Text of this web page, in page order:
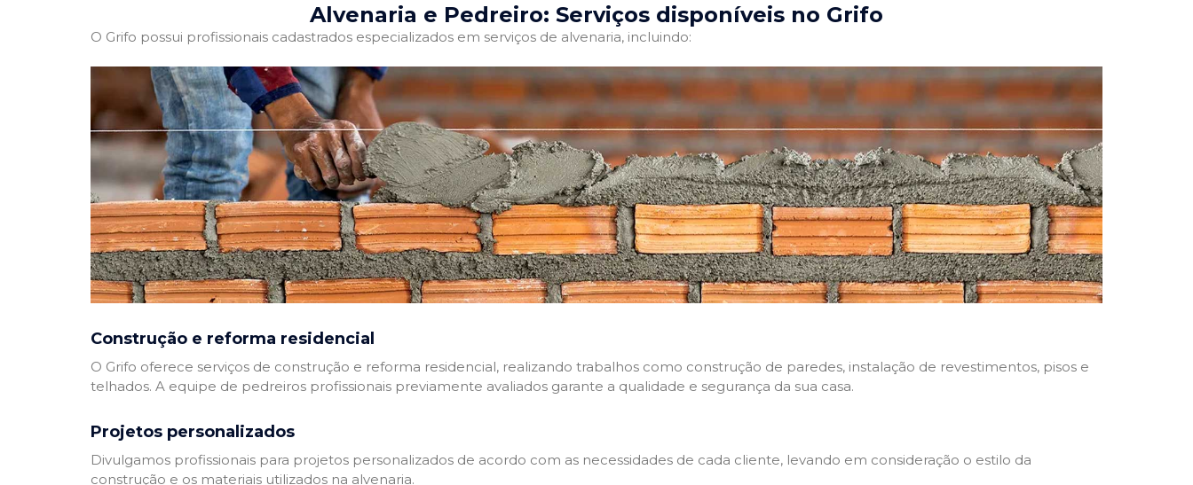
Alvenaria e Pedreiro: Serviços disponíveis no Grifo
O Grifo possui profissionais cadastrados especializados em serviços de alvenaria, incluindo:
Construção e reforma residencial
O Grifo oferece serviços de construção e reforma residencial, realizando trabalhos como construção de paredes, instalação de revestimentos, pisos e
telhados. A equipe de pedreiros profissionais previamente avaliados garante a qualidade e segurança da sua casa.
Projetos personalizados
Divulgamos profissionais para projetos personalizados de acordo com as necessidades de cada cliente, levando em consideração o estilo da
construção e os materiais utilizados na alvenaria.